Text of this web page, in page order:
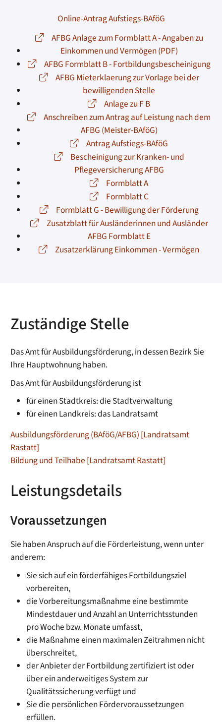
Online-Antrag Aufstiegs-BAföG
AFBG Anlage zum Formblatt A - Angaben zu
Einkommen und Vermögen (PDF)
AFBG Formblatt B - Fortbildungsbescheinigung
AFBG Mieterklaerung zur Vorlage bei der
bewilligenden Stelle
Anlage zu F B
Anschreiben zum Antrag auf Leistung nach dem
AFBG (Meister-BAföG)
Antrag Aufstiegs-BAföG
Bescheinigung zur Kranken- und
Pflegeversicherung AFBG
Formblatt A
Formblatt C
Formblatt G - Bewilligung der Förderung
Zusatzblatt für Ausländerinnen und Ausländer
AFBG Formblatt E
Zusatzerklärung Einkommen - Vermögen
Zuständige Stelle
Das Amt für Ausbildungsförderung, in dessen Bezirk Sie
Ihre Hauptwohnung haben.
Das Amt für Ausbildungsförderung ist
für einen Stadtkreis: die Stadtverwaltung
für einen Landkreis: das Landratsamt
Ausbildungsförderung (BAföG/AFBG) [Landratsamt
Rastatt]
Bildung und Teilhabe [Landratsamt Rastatt]
Leistungsdetails
Voraussetzungen
Sie haben Anspruch auf die Förderleistung, wenn unter
anderem:
Sie sich auf ein förderfähiges Fortbildungsziel
vorbereiten,
die Vorbereitungsmaßnahme eine bestimmte
Mindestdauer und Anzahl an Unterrichtsstunden
pro Woche bzw. Monate umfasst,
die Maßnahme einen maximalen Zeitrahmen nicht
überschreitet,
der Anbieter der Fortbildung zertifiziert ist oder
über ein anderweitiges System zur
Qualitätssicherung verfügt und
Sie die persönlichen Fördervoraussetzungen
erfüllen.